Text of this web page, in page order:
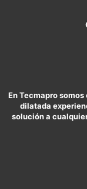
En Tecmapro
dilatada
solución a